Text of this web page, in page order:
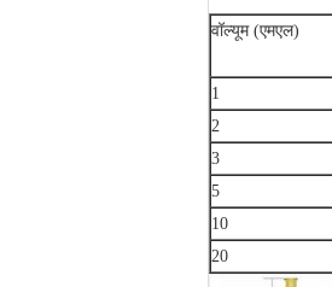
वॉल्यूम (एमएल)
1
2
3
5
10
20